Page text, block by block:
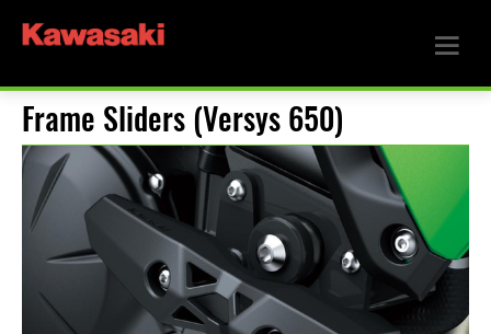
Frame Sliders (Versys 650)